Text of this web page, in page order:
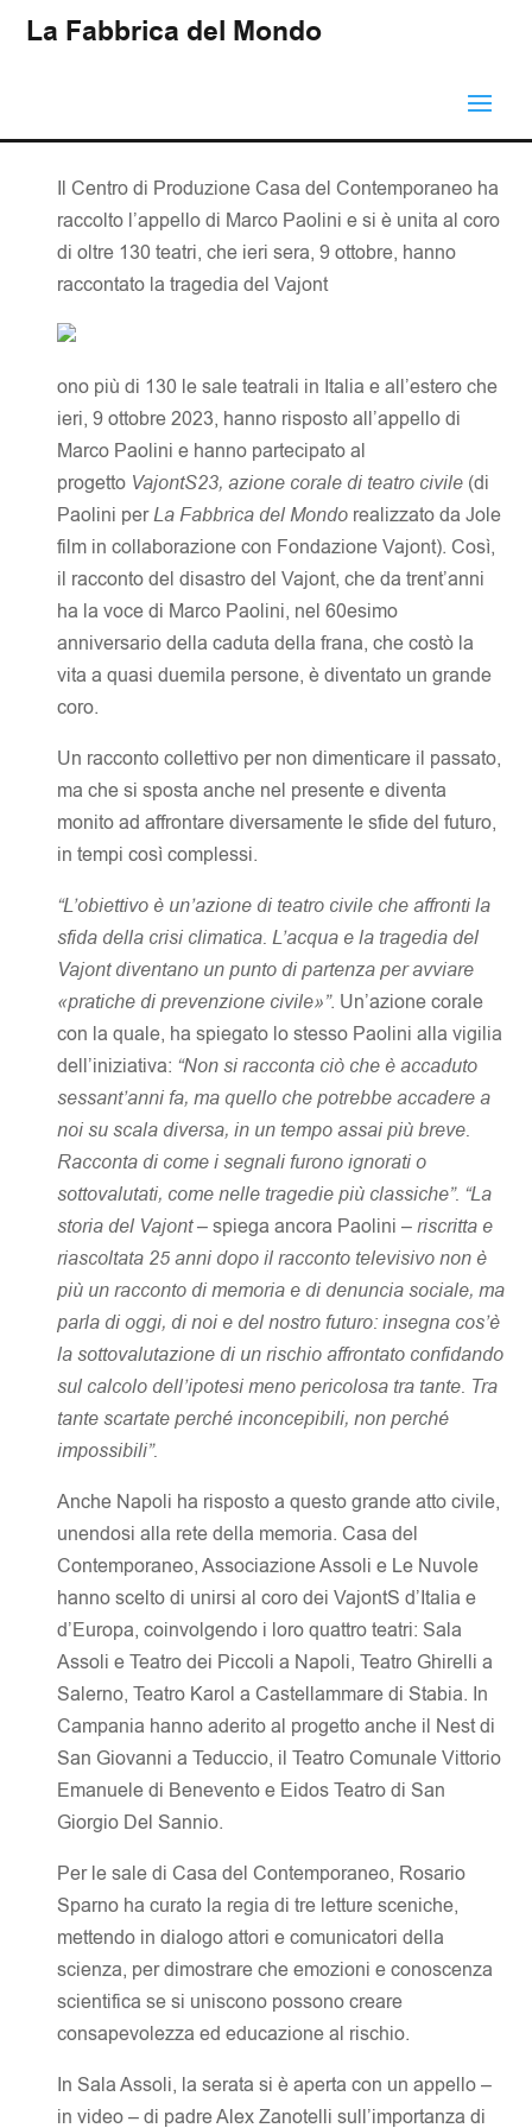
La Fabbrica del Mondo
Il Centro di Produzione Casa del Contemporaneo ha
raccolto l’appello di Marco Paolini e si è unita al coro
di oltre 130 teatri, che ieri sera, 9 ottobre, hanno
raccontato la tragedia del Vajont
ono più di 130 le sale teatrali in Italia e all’estero che
ieri, 9 ottobre 2023, hanno risposto all’appello di
Marco Paolini e hanno partecipato al
progetto VajontS23, azione corale di teatro civile (di
Paolini perLa Fabbrica del Mondo realizzato da Jole
film in collaborazione con Fondazione Vajont). Così,
il racconto del disastro del Vajont, che da trent’anni
ha la voce di Marco Paolini, nel 60esimo
anniversario della caduta della frana, che costò la
vita a quasi duemila persone, è diventato un grande
coro.
Un racconto collettivo per non dimenticare il passato,
ma che si sposta anche nel presente e diventa
monito ad affrontare diversamente le sfide del futuro,
in tempi così complessi.
“L’obiettivo è un’azione di teatro civile che affronti la
sfida della crisi climatica. L’acqua e la tragedia del
Vajont diventano un punto di partenza per avviare
«pratiche di prevenzione civile»”. Un’azione corale
con la quale, ha spiegato lo stesso Paolini alla vigilia
dell’iniziativa: “Non si racconta ciò che è accaduto
sessant’anni fa, ma quello che potrebbe accadere a
noi su scala diversa, in un tempo assai più breve.
Racconta di come i segnali furono ignorati o
sottovalutati, come nelle tragedie più classiche”. “La
storia del Vajont– spiega ancora Paolini –riscritta e
riascoltata 25 anni dopo il racconto televisivo non è
più un racconto di memoria e di denuncia sociale, ma
parla di oggi, di noi e del nostro futuro: insegna cos’è
la sottovalutazione di un rischio affrontato confidando
sul calcolo dell’ipotesi meno pericolosa tra tante. Tra
tante scartate perché inconcepibili, non perché
impossibili”.
Anche Napoli ha risposto a questo grande atto civile,
unendosi alla rete della memoria. Casa del
Contemporaneo, Associazione Assoli e Le Nuvole
hanno scelto di unirsi al coro dei VajontS d’Italia e
d’Europa, coinvolgendo i loro quattro teatri: Sala
Assoli e Teatro dei Piccoli a Napoli, Teatro Ghirelli a
Salerno, Teatro Karol a Castellammare di Stabia. In
Campania hanno aderito al progetto anche il Nest di
San Giovanni a Teduccio, il Teatro Comunale Vittorio
Emanuele di Benevento e Eidos Teatro di San
Giorgio Del Sannio.
Per le sale di Casa del Contemporaneo, Rosario
Sparno ha curato la regia di tre letture sceniche,
mettendo in dialogo attori e comunicatori della
scienza, per dimostrare che emozioni e conoscenza
scientifica se si uniscono possono creare
consapevolezza ed educazione al rischio.
In Sala Assoli, la serata si è aperta con un appello –
in video – di padre Alex Zanotelli sull’importanza di